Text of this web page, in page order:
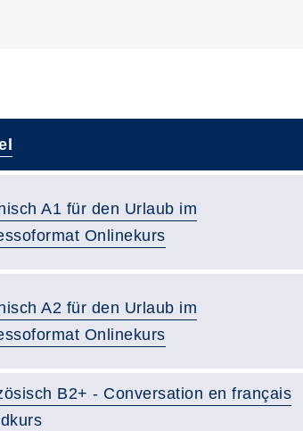
A1 für den Urlaub im
Onlinekurs
A2 für den Urlaub im
Onlinekurs
B2+ - Conversation en français